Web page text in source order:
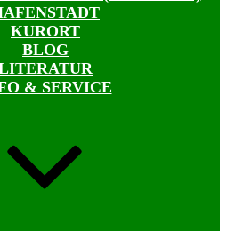
KURORT
BLOG
& SERVICE